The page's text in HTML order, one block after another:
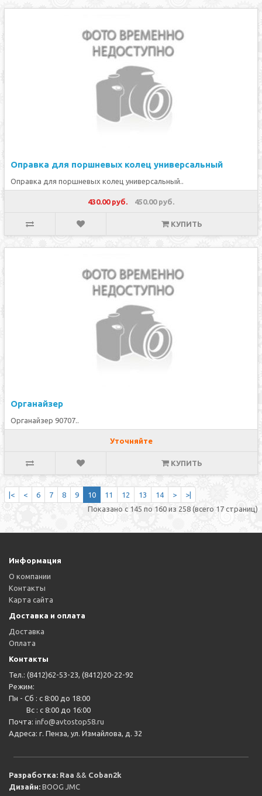
Оправка для поршневых колец универсальный
Оправка для поршневых колец универсальный..
430.00 руб. 450.00 руб.
КУПИТЬ
Органайзер
Органайзер 90707..
Уточняйте
КУПИТЬ
|< < 6 7 8 9 10 11 12 13 14 >
>|
Показано с 145 по 160 из 258 (всего 17 страниц)
Информация
О компании
Контакты
Карта сайта
Доставка и оплата
Доставка
Оплата
Контакты
Тел.: (8412)62-53-23, (8412)20-22-92
Режим:
Пн - Сб : с 8:00 до 18:00
Вс : с 8:00 до 16:00
Почта: info@avtostop58.ru
Адреса: г. Пенза, ул. Измайлова, д. 32
Разработка: Raa && Coban2k
Дизайн: BOOG JMC